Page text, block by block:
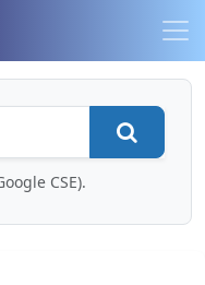
y contenidos
CSE).